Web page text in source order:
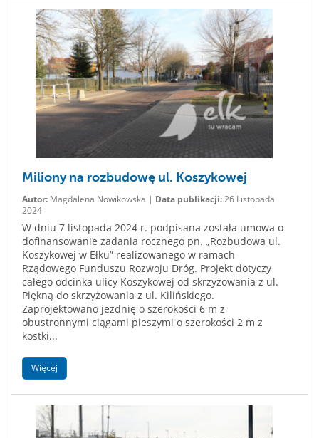
Miliony na rozbudowę ul. Koszykowej
Autor: Magdalena Nowikowska | Data publikacji:26 Listopada
2024
W dniu 7 listopada 2024 r. podpisana została umowa o
dofinansowanie zadania rocznego pn. „Rozbudowa ul.
Koszykowej w Ełku” realizowanego w ramach
Rządowego Funduszu Rozwoju Dróg. Projekt dotyczy
całego odcinka ulicy Koszykowej od skrzyżowania z ul.
Piękną do skrzyżowania z ul. Kilińskiego.
Zaprojektowano jezdnię o szerokości 6 m z
obustronnymi ciągami pieszymi o szerokości 2 m z
kostki...
Więcej